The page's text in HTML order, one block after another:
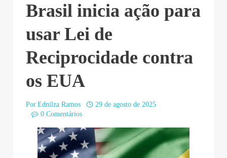
Brasil inicia ação para
usar Lei de
Reciprocidade contra
os EUA
Por Ednilza Ramos
29 de agosto de 2025
0 Comentários